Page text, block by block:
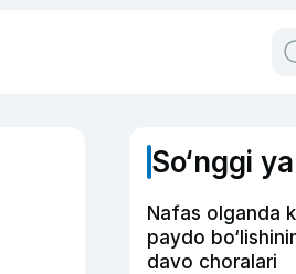
So‘nggi
Nafas olganda
paydo
davo choralari